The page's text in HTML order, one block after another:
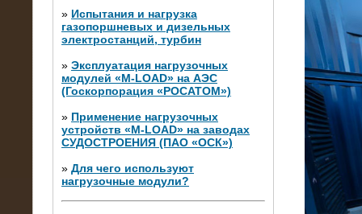
» Испытания и нагрузка
газопоршневых и дизельных
электростанций, турбин
» Эксплуатация нагрузочных
модулей «M-LOAD» на АЭС
(Госкорпорация «РОСАТОМ»)
» Применение нагрузочных
устройств «M-LOAD» на заводах
СУДОСТРОЕНИЯ (ПАО «ОСК»)
» Для чего используют
нагрузочные модули?